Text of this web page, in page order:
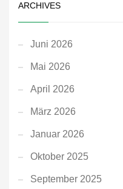
ARCHIVES
Juni 2026
Mai 2026
April 2026
März 2026
Januar 2026
Oktober 2025
September 2025